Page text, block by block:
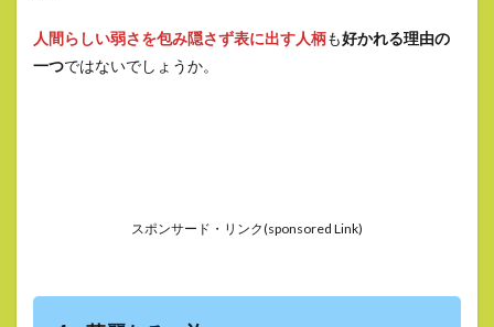
人間らしい弱さを包み隠さず表に出す人柄も好かれる理由の
一つではないでしょうか。
スポンサード・リンク(sponsored Link)